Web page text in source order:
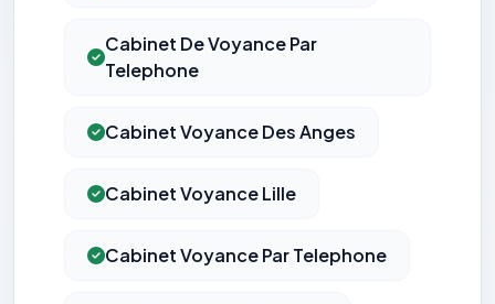
Cabinet De Voyance Par
Telephone
Cabinet Voyance Des Anges
Cabinet Voyance Lille
Cabinet Voyance Par Telephone